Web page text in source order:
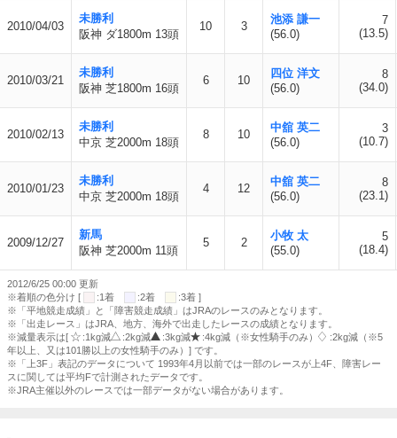
2010/04/03
未勝利
阪神 ダ1800m 13頭
10 3
池添 謙一
(56.0)
7
(13.5)
2010/03/21
未勝利
阪神 芝1800m 16頭
6 10
四位 洋文
(56.0)
8
(34.0)
2010/02/13
未勝利
中京 芝2000m 18頭
8 10
中舘 英二
(56.0)
3
(10.7)
2010/01/23
未勝利
中京 芝2000m 18頭
4 12
中舘 英二
(56.0)
8
(23.1)
2009/12/27
新馬
阪神 芝2000m 11頭
5 2
小牧 太
(55.0)
5
(18.4)
2012/6/25 00:00 更新
※着順の色分け [
:1着 :2着
:3着 ]
※「平地競走成績」と「障害競走成績」はJRAのレースのみとなります。
※「出走レース」はJRA、地方、海外で出走したレースの成績となります。
※減量表示は[
:1kg減 :2kg減 :3kg減 :4kg減（※女性騎手のみ）
:2kg減（※5
年以上、又は101勝以上の女性騎手のみ）] です。
※「上3F」表記のデータについて 1993年4月以前では一部のレースが上4F、障害レー
スに関しては平均Fで計測されたデータです。
※JRA主催以外のレースでは一部データがない場合があります。